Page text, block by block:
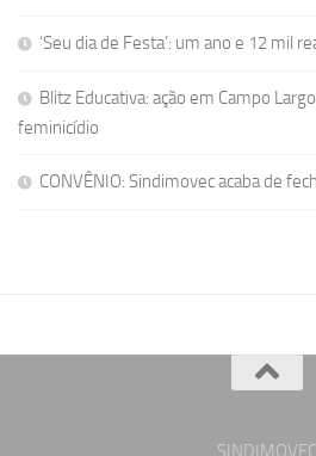
‘Seu dia de Festa’: um ano e 12 mil
Blitz Educativa: ação em Campo
feminicídio
CONVÊNIO: Sindimovec acaba de
SINDIMOVEC